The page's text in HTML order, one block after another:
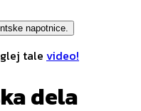
napotnice.
tale video!
dela